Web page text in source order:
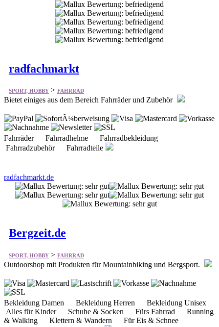
radfachmarkt
SPORT, HOBBY > FAHRRAD
Bietet einiges aus dem Bereich Fahrräder und Zubehör
Fahrräder Fahrradhelme Fahrradbekleidung
Fahrradzubehör Fahrradteile
radfachmarkt.de
Bergzeit.de
SPORT, HOBBY > FAHRRAD
Outdoorshop mit Produkten für Mountainbiking und Bergsport.
Bekleidung Damen Bekleidung Herren Bekleidung Unisex
Alles für Kinder Schuhe & Socken Fürs Fahrrad Running
& Walking Klettern & Wandern Für Eis & Schnee